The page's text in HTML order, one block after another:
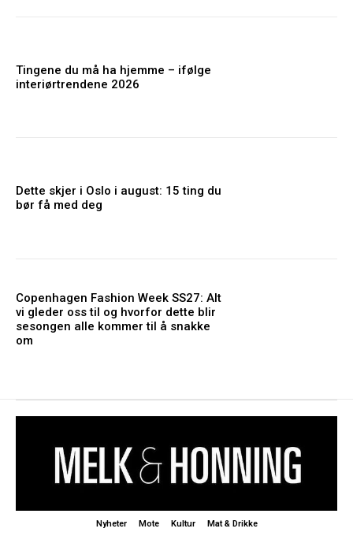
Tingene du må ha hjemme – ifølge
interiørtrendene 2026
Dette skjer i Oslo i august: 15 ting du
bør få med deg
Copenhagen Fashion Week SS27: Alt
vi gleder oss til og hvorfor dette blir
sesongen alle kommer til å snakke
om
Nyheter Mote Kultur Mat & Drikke